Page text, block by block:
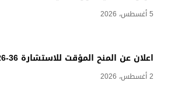
5 أغسطس، 2026
اعلان عن المنح المؤقت للاستشارة 36-2026
2 أغسطس، 2026